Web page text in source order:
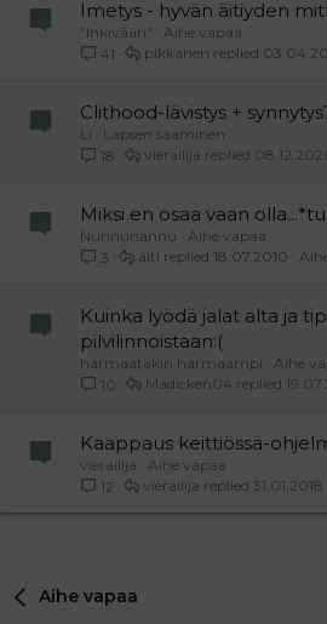
Imetys - hyvän äitiyden
"Inkivääri"
Aihe vapaa
41
pikkanen
Clithood-lävistys +
Li
Lapsen saaminen
18
vierailija
Miksi en osaa vaan
Nunnunannu
Aihe vapaa
3
18.07.2010
äiti
Kuinka lyödä jalat alta ja
pilvilinnoistaan:(
harmaatakin harmaampi
Aihe
10
Madicken04
Kaappaus keittiössä-
vierailija
Aihe vapaa
12
31.01.2018
vierailija
Aihe vapaa